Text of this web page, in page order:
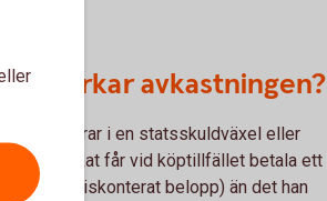
påverkar avkastningen?
som placerar i en statsskuldväxel eller
får vid köptillfället betala ett
belopp (diskonterat belopp) än det han